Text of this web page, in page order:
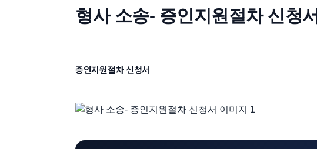
형사 소송- 증인지원절차 신청서
증인지원절차 신청서